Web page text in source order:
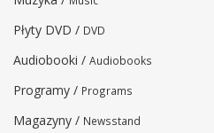
Płyty DVD / DVD
Audiobooki / Audiobooks
Programy / Programs
Magazyny / Newsstand